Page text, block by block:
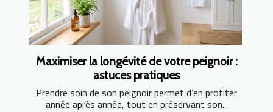
Maximiser la longévité de votre peignoir :
astuces pratiques
Prendre soin de son peignoir permet d’en profiter
année après année, tout en préservant son...